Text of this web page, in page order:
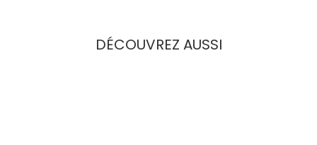
DÉCOUVREZ AUSSI